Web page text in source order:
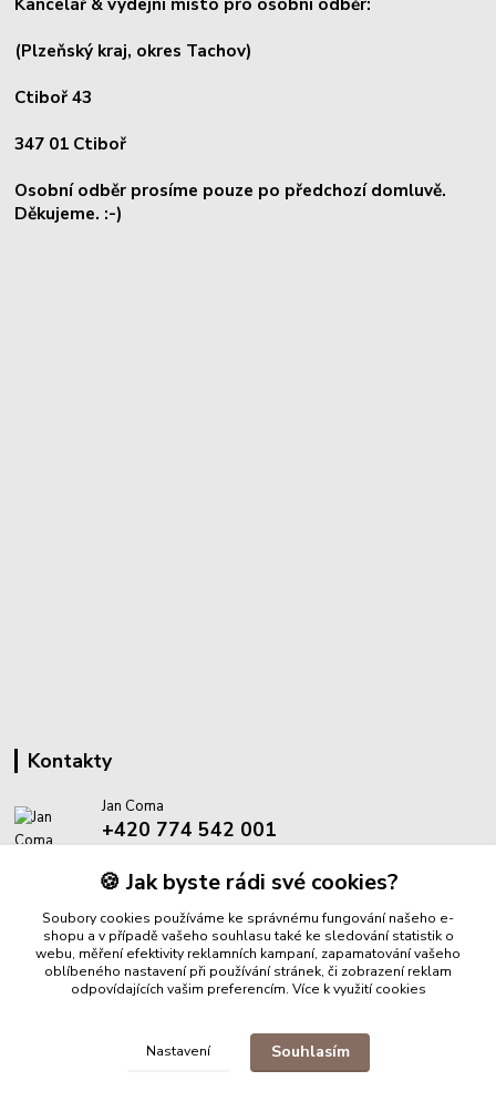
(Plzeňský kraj, okres Tachov)
Ctiboř 43
347 01 Ctiboř
Osobní odběr prosíme pouze po předchozí domluvě.
Děkujeme. :-)
Kontakty
Jan Coma
+420 774 542 001
info@proantik.cz
Upravit sběr cookies.
🍪 Jak byste rádi své cookies?
Soubory cookies používáme ke správnému fungování našeho e-
shopu a v případě vašeho souhlasu také ke sledování statistik o
webu, měření efektivity reklamních kampaní, zapamatování vašeho
oblíbeného nastavení při používání stránek, či zobrazení reklam
odpovídajících vašim preferencím. Více k využití cookies
Nastavení Souhlasím